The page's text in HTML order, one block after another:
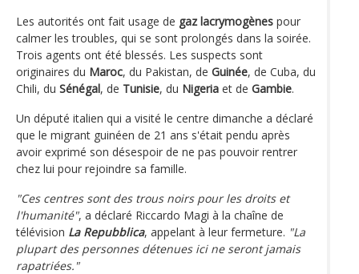
Les autorités ont fait usage de gaz lacrymogènes pour
calmer les troubles, qui se sont prolongés dans la soirée.
Trois agents ont été blessés. Les suspects sont
originaires du Maroc, du Pakistan, de Guinée, de Cuba, du
Chili, du Sénégal, de Tunisie, du Nigeria et de Gambie.
Un député italien qui a visité le centre dimanche a déclaré
que le migrant guinéen de 21 ans s'était pendu après
avoir exprimé son désespoir de ne pas pouvoir rentrer
chez lui pour rejoindre sa famille.
"Ces centres sont des trous noirs pour les droits et
l'humanité", a déclaré Riccardo Magi à la chaîne de
télévision La Repubblica, appelant à leur fermeture. "La
plupart des personnes détenues ici ne seront jamais
rapatriées."